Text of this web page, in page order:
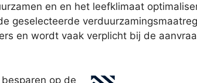
en en het leefklimaat
geselecteerde
en wordt vaak verplicht bij de
op de